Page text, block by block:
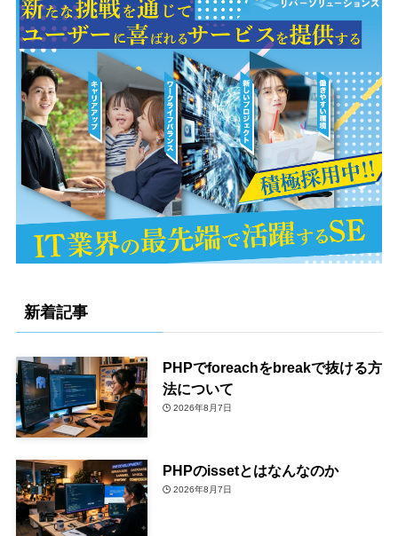
新着記事
PHPでforeachをbreakで抜ける方
法について
2026年8月7日
PHPのissetとはなんなのか
2026年8月7日